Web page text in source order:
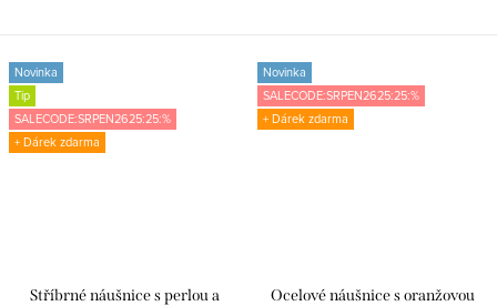
Novinka
Tip
SALECODE:SRPEN2625:25:%
+ Dárek zdarma
Stříbrné náušnice s perlou a
Novinka
SALECODE:SRPEN2625:25:%
+ Dárek zdarma
Ocelové náušnice s oranžovou